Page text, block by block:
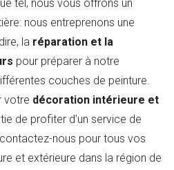
tel, nous vous offrons un
nous entreprenons une
la réparation et la
pour préparer à notre
couches de peinture.
votre décoration intérieure et
de profiter d’un service de
nous pour tous vos
et extérieure dans la région de